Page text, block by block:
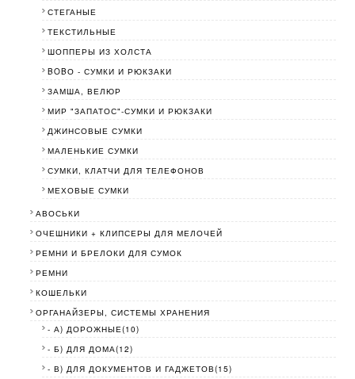
СТЕГАНЫЕ
ТЕКСТИЛЬНЫЕ
ШОППЕРЫ ИЗ ХОЛСТА
BOBО - СУМКИ И РЮКЗАКИ
ЗАМША, ВЕЛЮР
МИР "ЗАПАТОС"-СУМКИ И РЮКЗАКИ
ДЖИНСОВЫЕ СУМКИ
МАЛЕНЬКИЕ СУМКИ
СУМКИ, КЛАТЧИ ДЛЯ ТЕЛЕФОНОВ
МЕХОВЫЕ СУМКИ
АВОСЬКИ
ОЧЕШНИКИ + КЛИПСЕРЫ ДЛЯ МЕЛОЧЕЙ
РЕМНИ И БРЕЛОКИ ДЛЯ СУМОК
РЕМНИ
КОШЕЛЬКИ
ОРГАНАЙЗЕРЫ, СИСТЕМЫ ХРАНЕНИЯ
- А) ДОРОЖНЫЕ(10)
- Б) ДЛЯ ДОМА(12)
- В) ДЛЯ ДОКУМЕНТОВ И ГАДЖЕТОВ(15)